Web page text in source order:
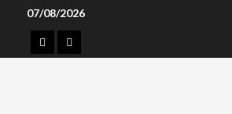
07/08/2026
კონტაქტი
ჩვენ